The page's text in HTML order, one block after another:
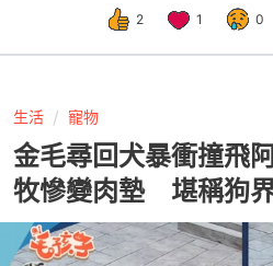
2 1 0
生活 寵物
金毛尋回犬暴衝撞飛
牧慘變肉墊 堪稱狗